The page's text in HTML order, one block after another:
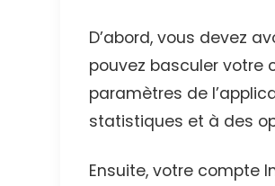
D’abord, vous devez
pouvez basculer votre
paramètres de
statistiques et à des
Ensuite, votre compte